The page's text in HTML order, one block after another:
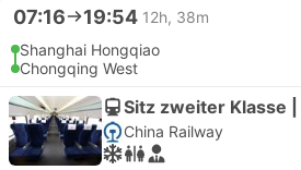
07:16 19:54 12h, 38m
Shanghai Hongqiao
Chongqing West
Sitz zweiter Klasse |
China Railway